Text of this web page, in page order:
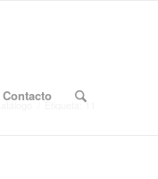
Contacto
Catálogo / Etiqueta: 11